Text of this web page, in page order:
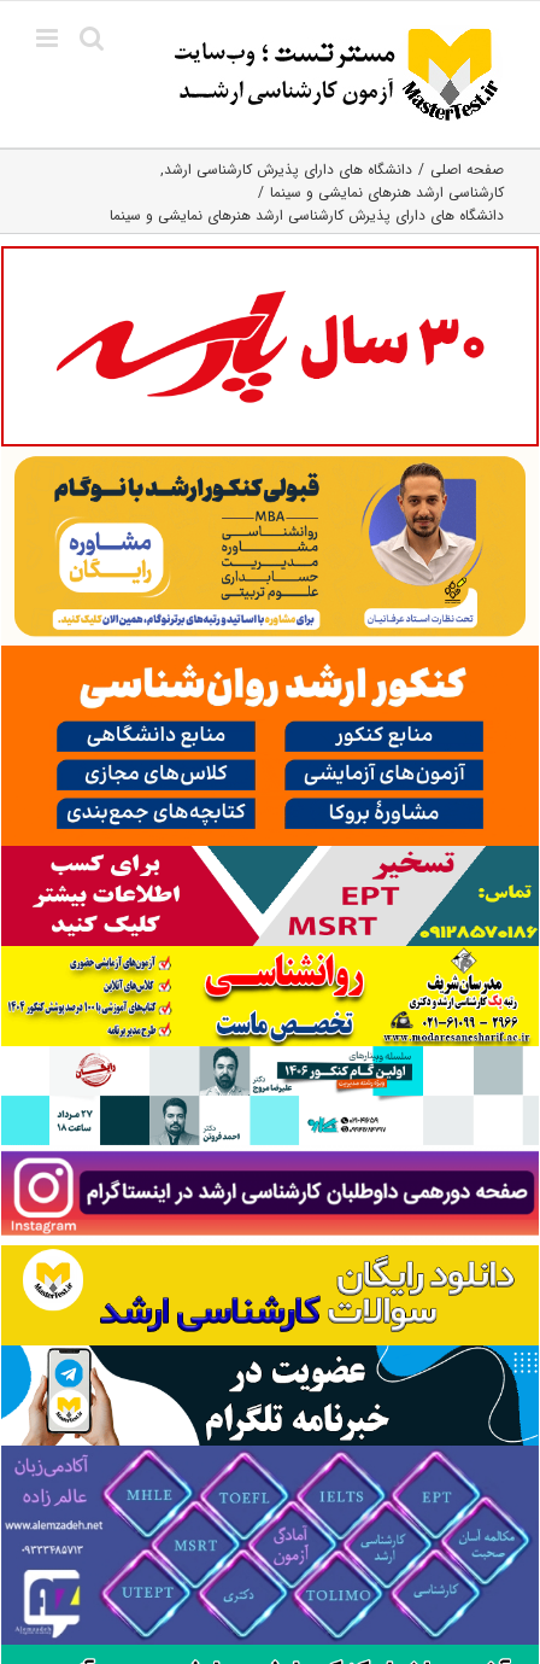
content
صفحه اصلی
دانشگاه های دارای پذیرش کارشناسی ارشد
کارشناسی ارشد هنرهای نمایشی و سینما
دانشگاه های دارای پذیرش کارشناسی ارشد هنرهای نمایشی و سینما